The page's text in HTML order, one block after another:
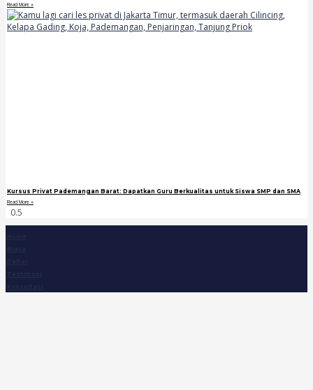
Read More »
Kursus Privat Pademangan Barat: Dapatkan Guru Berkualitas untuk Siswa SMP dan SMA
Read More »